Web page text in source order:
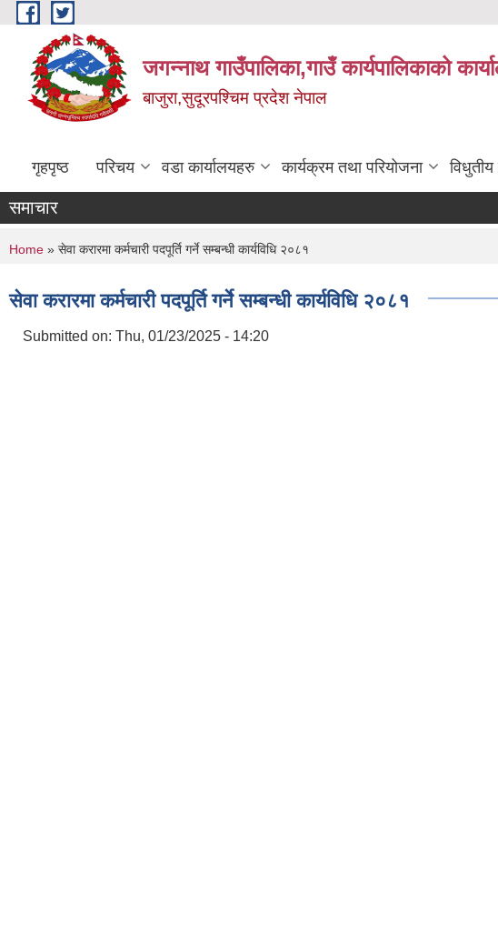
Skip to main content
जगन्नाथ गाउँपालिका,गाउँ कार्यपालिकाको
बाजुरा,सुदूरपश्चिम प्रदेश नेपाल
गृहपृष्ठ परिचय वडा कार्यालयहरु कार्यक्रम तथा परियोजना
समाचार
You are here
Home » सेवा करारमा कर्मचारी पदपूर्ति गर्ने सम्बन्धी कार्यविधि २०८१
सेवा करारमा कर्मचारी पदपूर्ति गर्ने सम्बन्धी कार्यविधि २०८१
Submitted on: Thu, 01/23/2025 - 14:20